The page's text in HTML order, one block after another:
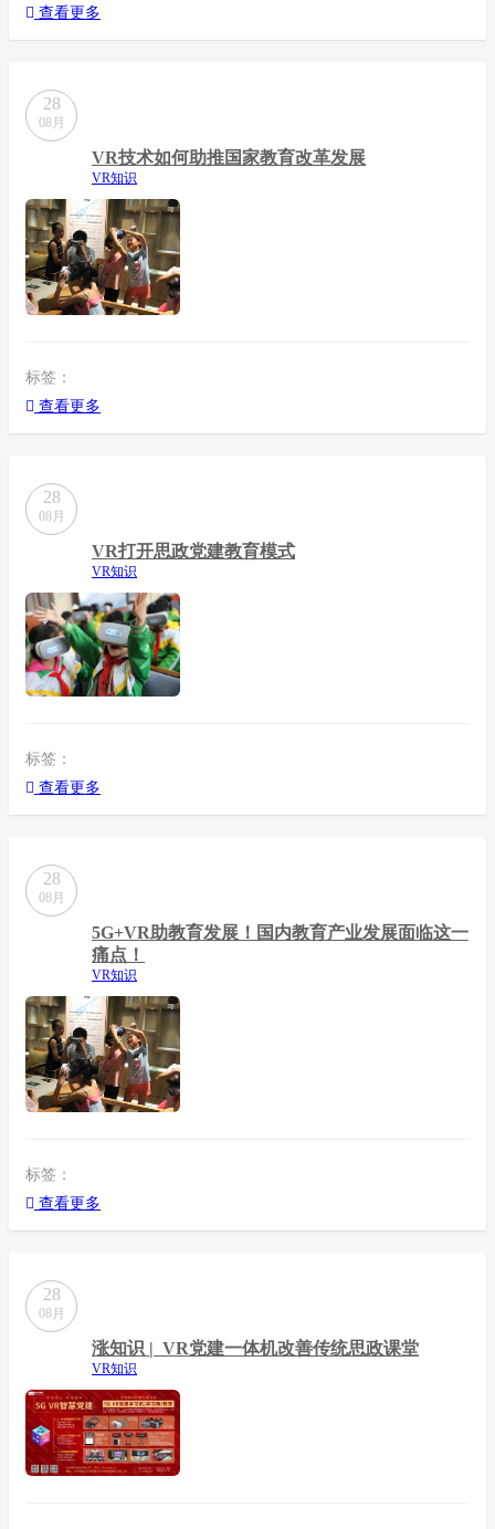
查看更多
28
08月
VR技术如何助推国家教育改革发展
VR知识
标签：
查看更多
28
08月
VR打开思政党建教育模式
VR知识
标签：
查看更多
28
08月
5G+VR助教育发展！国内教育产业发展面临这一
痛点！
VR知识
标签：
查看更多
28
08月
涨知识 | VR党建一体机改善传统思政课堂
VR知识